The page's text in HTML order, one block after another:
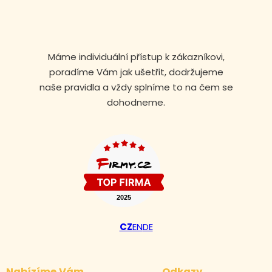
Máme individuální přístup k zákazníkovi,
poradíme Vám jak ušetřit, dodržujeme
naše pravidla a vždy splníme to na čem se
dohodneme.
CZENDE